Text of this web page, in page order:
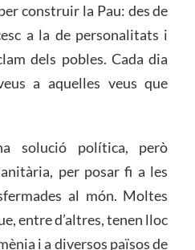
construir la Pau: des de
a la de personalitats i
dels pobles. Cada dia
a aquelles veus que
solució política, però
per posar fi a les
al món. Moltes
entre d’altres, tenen lloc
i a diversos països de